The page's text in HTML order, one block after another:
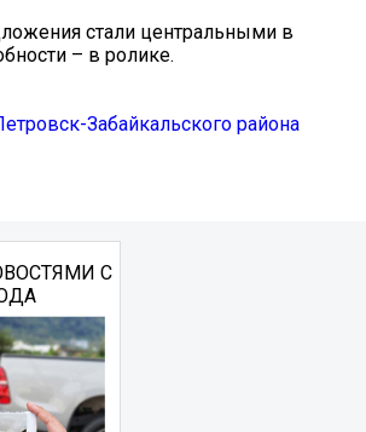
стали центральными в
– в ролике.
Забайкальского района
С